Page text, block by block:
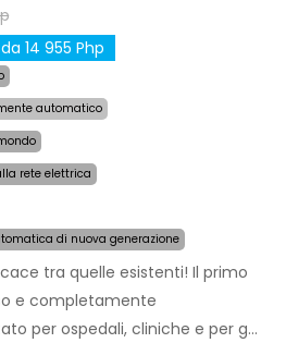
14 955 Php
automatico
rete elettrica
di nuova generazione
tra quelle esistenti! Il primo
e completamente
per ospedali, cliniche e per gli